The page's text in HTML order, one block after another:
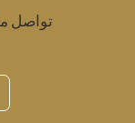
تواصل